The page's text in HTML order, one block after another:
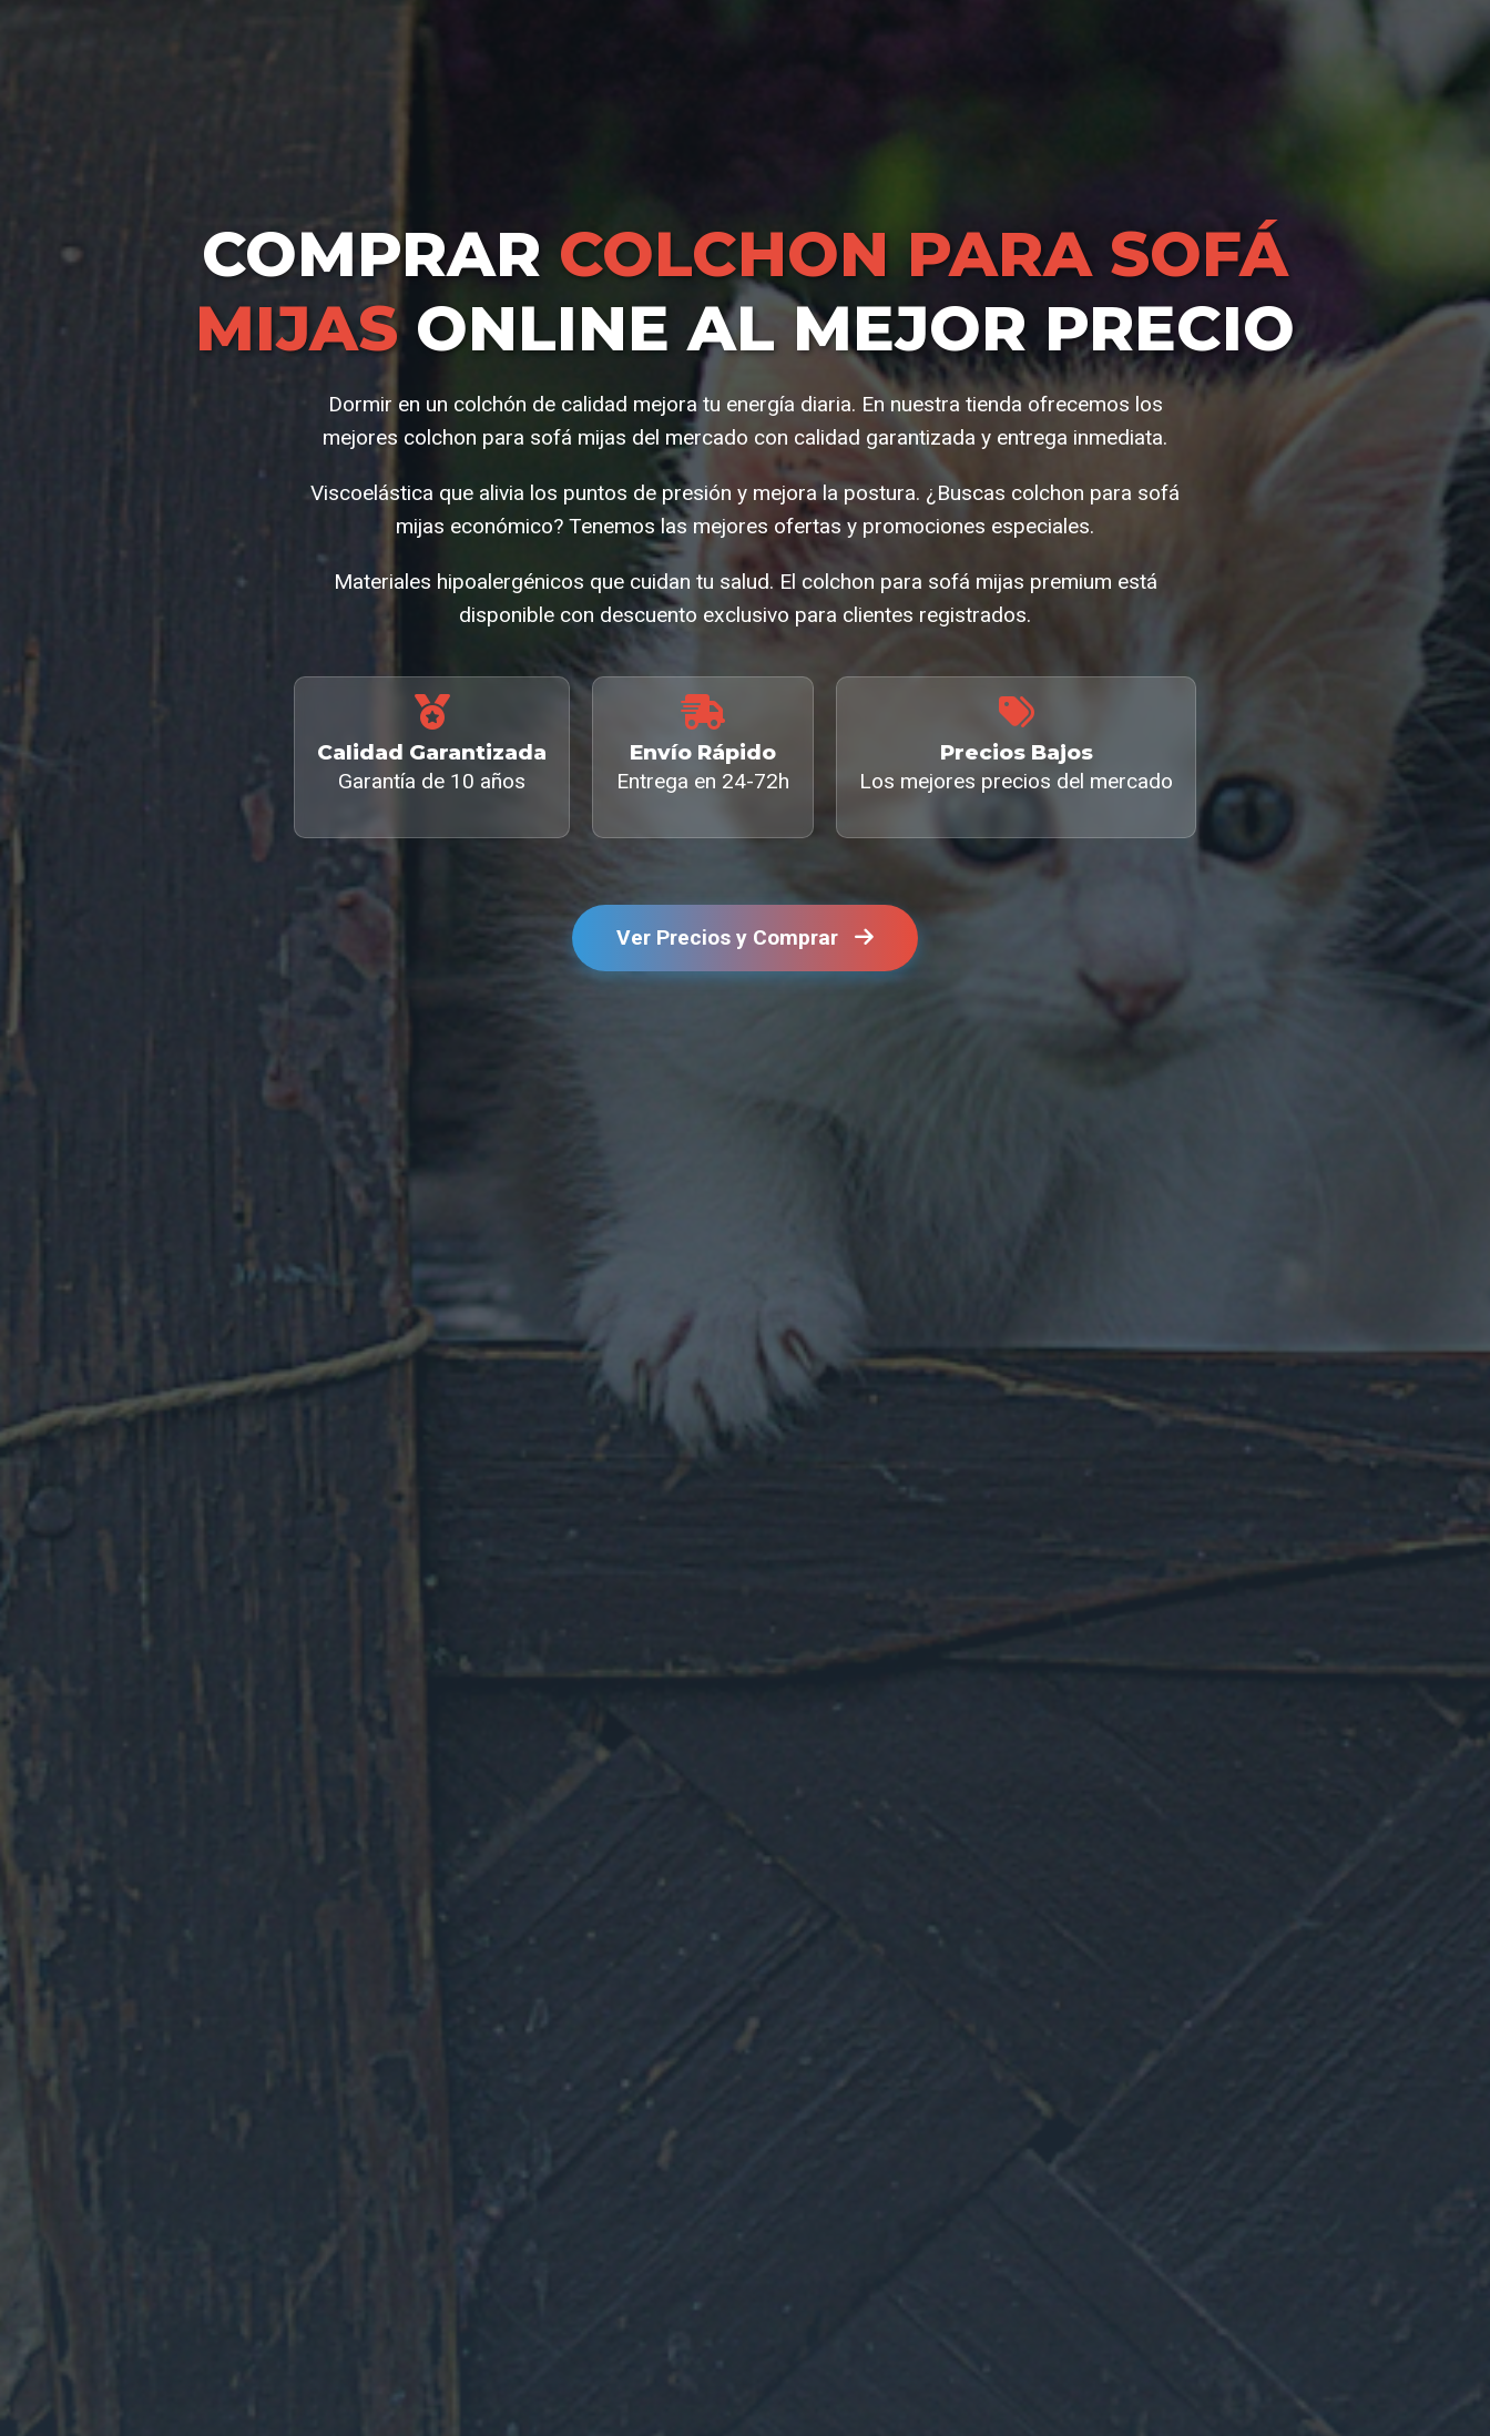
COMPRAR COLCHON PARA SOFÁ
MIJASONLINE AL MEJOR PRECIO
Dormir en un colchón de calidad mejora tu energía diaria. En nuestra tienda ofrecemos los
mejores colchon para sofá mijas del mercado con calidad garantizada y entrega inmediata.
Viscoelástica que alivia los puntos de presión y mejora la postura. ¿Buscas colchon para sofá
mijas económico? Tenemos las mejores ofertas y promociones especiales.
Materiales hipoalergénicos que cuidan tu salud. El colchon para sofá mijas premium está
disponible con descuento exclusivo para clientes registrados.
Calidad Garantizada
Garantía de 10 años
Envío Rápido
Entrega en 24-72h
Precios Bajos
Los mejores precios del mercado
Ver Precios y Comprar